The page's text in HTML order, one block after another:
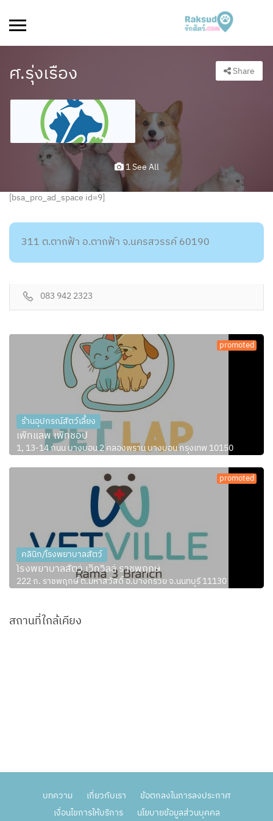
ศ.รุ่งเรือง Share
1 See All
[bsa_pro_ad_space id=9]
311 ต.ตากฟ้า อ.ตากฟ้า จ.นครสวรรค์ 60190
083 942 2323
promoted
ร้านอุปกรณ์สัตว์เลี้ยง
เพ็ทแลพ เพ็ทชอป
1, 13-14 ถนน บางบอน 2 คลองพราน บางบอน กรุงเทพ 10150
promoted
คลินิก/โรงพยาบาลสัตว์
โรงพยาบาลสัตว์ เว็ทวิลล์ ราชพฤกษ์
222 ถ. ราชพฤกษ์ ต.มหาสวัสดิ์ อ.บางกรวย จ.นนทบุรี 11130
สถานที่ใกล้เคียง
บทความ เกี่ยวกับเรา
ข้อตกลงในการลงประกาศ
เงื่อนไขการให้บริการ
นโยบายข้อมูลส่วนบุคคล